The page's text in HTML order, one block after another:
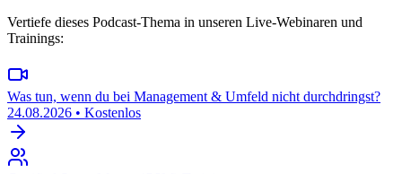
Vertiefe dieses Podcast-Thema in unseren Live-Webinaren und
Trainings:
Was tun, wenn du bei Management & Umfeld nicht durchdringst?
24.08.2026 • Kostenlos